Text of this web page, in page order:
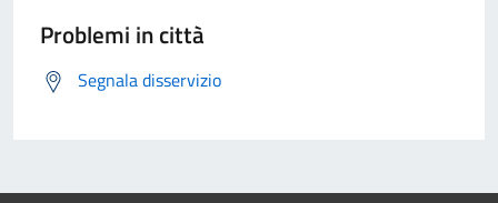
Problemi in città
Segnala disservizio